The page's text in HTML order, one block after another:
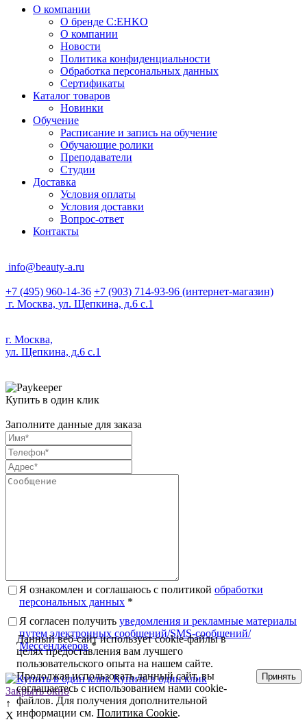
О компании
О бренде C:EHKO
О компании
Новости
Политика конфиденциальности
Обработка персональных данных
Сертификаты
Каталог товаров
Новинки
Обучение
Расписание и запись на обучение
Обучающие ролики
Преподаватели
Студии
Доставка
Условия оплаты
Условия доставки
Вопрос-ответ
Контакты
info@beauty-a.ru
+7 (495) 960-14-36 +7 (903) 714-93-96 (интернет-магазин)
г. Москва, ул. Щепкина, д.6 с.1
г. Москва,
ул. Щепкина, д.6 с.1
Купить в один клик
Заполните данные для заказа
Я ознакомлен и соглашаюсь с политикой обработки
персональных данных *
Я согласен получить уведомления и рекламные материалы
путем электронных сообщений/SMS-сообщений/
Мессенджеров *
Купить в один клик
Закрыть окно
↑
X
Данный веб-сайт использует cookie-файлы в
целях предоставления вам лучшего
пользовательского опыта на нашем сайте.
Продолжая использовать данный сайт, вы
соглашаетесь с использованием нами cookie-
файлов. Для получения дополнительной
информации см.Политика Cookie.
Принять